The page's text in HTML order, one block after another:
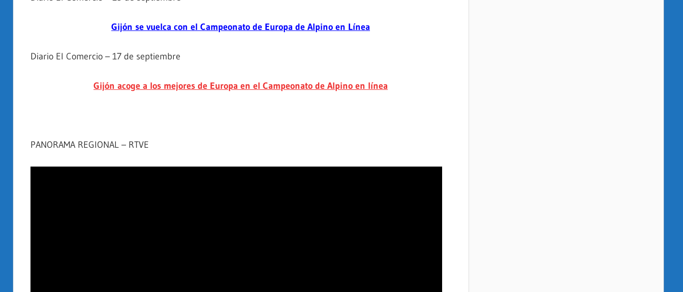
Gijón se vuelca con el Campeonato de Europa de Alpino en Línea
Diario El Comercio – 17 de septiembre
Gijón acoge a los mejores de Europa en el Campeonato de Alpino en línea
PANORAMA REGIONAL – RTVE